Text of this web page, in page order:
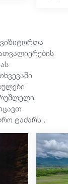
ტაძარს .